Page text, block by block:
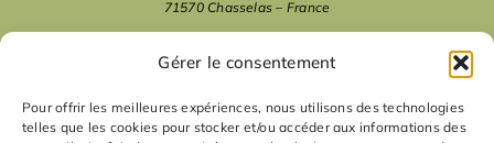
Gérer le consentement
Pour offrir les meilleures expériences, nous utilisons des technologies
telles que les cookies pour stocker et/ou accéder aux informations des
71570 Chasselas – France
mentions légales
nous suivre